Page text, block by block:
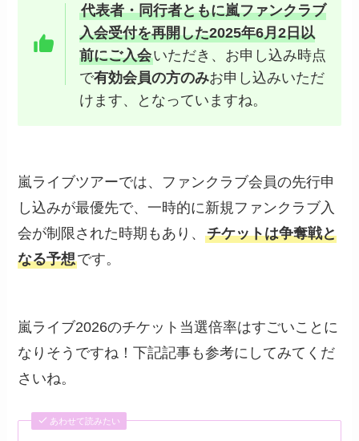
代表者・同行者ともに嵐ファンクラブ
入会受付を再開した2025年6月2日以
前にご入会いただき、お申し込み時点
で有効会員の方のみお申し込みいただ
けます、となっていますね。
嵐ライブツアーでは、ファンクラブ会員の先行申
し込みが最優先で、一時的に新規ファンクラブ入
会が制限された時期もあり、チケットは争奪戦と
なる予想です。
嵐ライブ2026のチケット当選倍率はすごいことに
なりそうですね！下記記事も参考にしてみてくだ
さいね。
あわせて読みたい